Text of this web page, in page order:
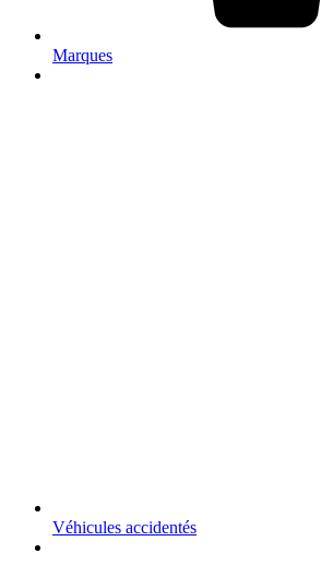
Marques
Véhicules accidentés